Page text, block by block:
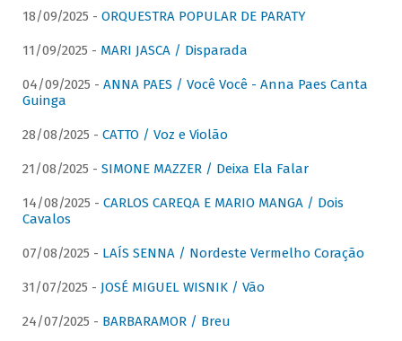
18/09/2025 - ORQUESTRA POPULAR DE PARATY
11/09/2025 - MARI JASCA / Disparada
04/09/2025 - ANNA PAES / Você Você - Anna Paes Canta
Guinga
28/08/2025 - CATTO / Voz e Violão
21/08/2025 - SIMONE MAZZER / Deixa Ela Falar
14/08/2025 - CARLOS CAREQA E MARIO MANGA / Dois
Cavalos
07/08/2025 - LAÍS SENNA / Nordeste Vermelho Coração
31/07/2025 - JOSÉ MIGUEL WISNIK / Vão
24/07/2025 - BARBARAMOR / Breu